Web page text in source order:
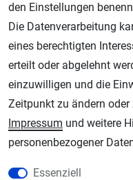
AGB Widerrufsrecht
Unsere weiteren Shops:
Schmincke-City.de
Schmincke Künstlerfarben das
Plotter-City.com
den Einstellungen
Die Datenverarbeitung
eines berechtigten
erteilt oder abgelehnt
einzuwilligen und die
Zeitpunkt zu ändern
Impressum und weitere
personenbezogener
Essenziell